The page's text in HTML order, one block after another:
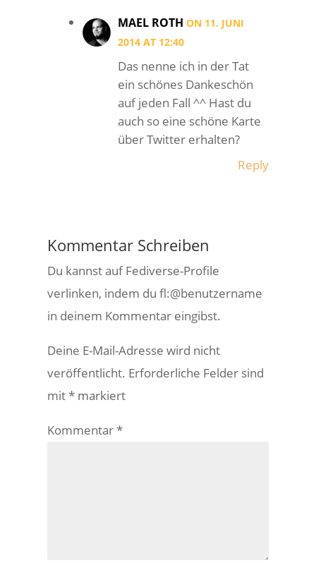
MAEL ROTH ON 11. JUNI
2014 AT 12:40
Das nenne ich in der Tat
ein schönes Dankeschön
auf jeden Fall ^^ Hast du
auch so eine schöne Karte
über Twitter erhalten?
Reply
Kommentar Schreiben
Du kannst auf Fediverse-Profile
verlinken, indem du fl:@benutzername
in deinem Kommentar eingibst.
Deine E-Mail-Adresse wird nicht
veröffentlicht. Erforderliche Felder sind
mit* markiert
Kommentar*